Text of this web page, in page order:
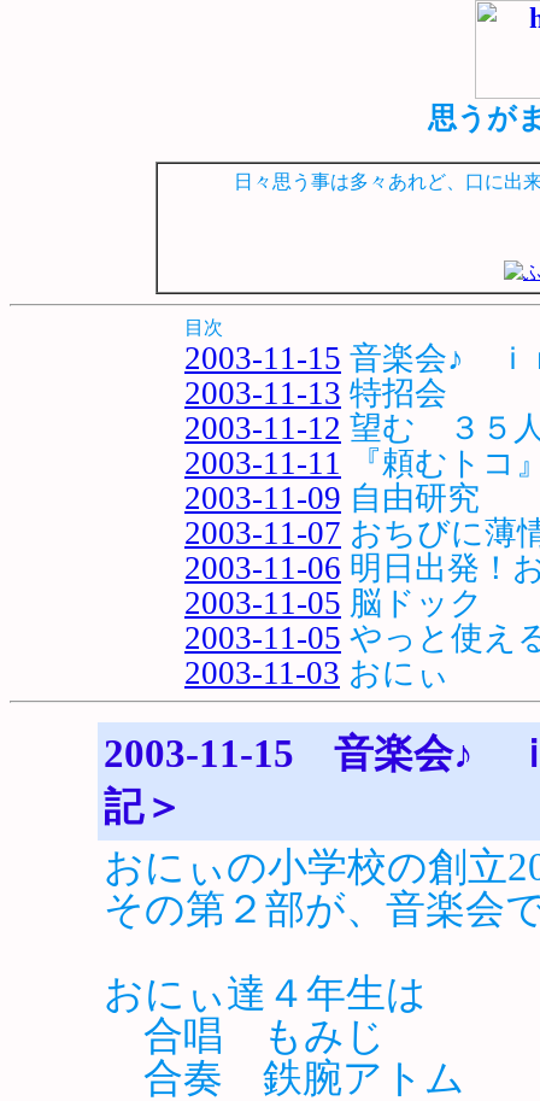
思うが
日々思う事は多々あれど、口に出
目次
2003-11-15 音楽会♪
2003-11-13 特招会
2003-11-12 望む ３５
2003-11-11
『頼むト
2003-11-09 自由研究
2003-11-07 おちびに薄
2003-11-06 明日出発！
2003-11-05 脳ドック
2003-11-05 やっと使え
2003-11-03 おにぃ
2003-11-15 音楽会
記＞
おにぃの小学校の創立
その第２部が、音楽会
おにぃ達４年生は
合唱 もみじ
合奏 鉄腕アトム